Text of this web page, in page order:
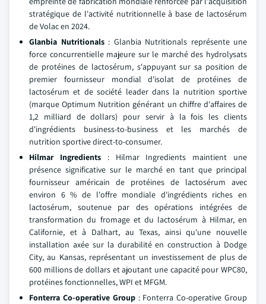
stratégique de l'activité nutritionnelle à base de lactosérum
de Volac en 2024.
Glanbia Nutritionals : Glanbia Nutritionals représente une
force concurrentielle majeure sur le marché des hydrolysats
de protéines de lactosérum, s'appuyant sur sa position de
premier fournisseur mondial d'isolat de protéines de
lactosérum et de société leader dans la nutrition sportive
(marque Optimum Nutrition générant un chiffre d'affaires de
1,2 milliard de dollars) pour servir à la fois les clients
d'ingrédients business-to-business et les marchés de
nutrition sportive direct-to-consumer.
Hilmar Ingredients : Hilmar Ingredients maintient une
présence significative sur le marché en tant que principal
fournisseur américain de protéines de lactosérum avec
environ 6 % de l'offre mondiale d'ingrédients riches en
lactosérum, soutenue par des opérations intégrées de
transformation du fromage et du lactosérum à Hilmar, en
Californie, et à Dalhart, au Texas, ainsi qu'une nouvelle
installation axée sur la durabilité en construction à Dodge
City, au Kansas, représentant un investissement de plus de
600 millions de dollars et ajoutant une capacité pour WPC80,
protéines fonctionnelles, WPI et MFGM.
Fonterra Co-operative Group : Fonterra Co-operative Group